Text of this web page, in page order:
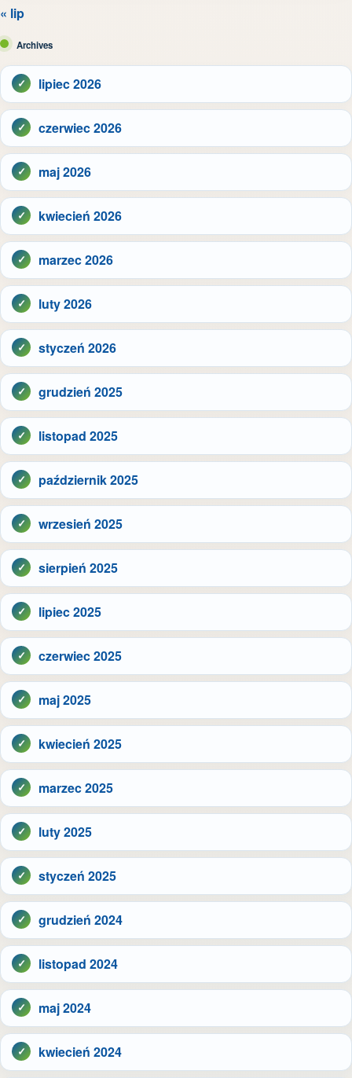
« lip
Archives
lipiec 2026
czerwiec 2026
maj 2026
kwiecień 2026
marzec 2026
luty 2026
styczeń 2026
grudzień 2025
listopad 2025
październik 2025
wrzesień 2025
sierpień 2025
lipiec 2025
czerwiec 2025
maj 2025
kwiecień 2025
marzec 2025
luty 2025
styczeń 2025
grudzień 2024
listopad 2024
maj 2024
kwiecień 2024